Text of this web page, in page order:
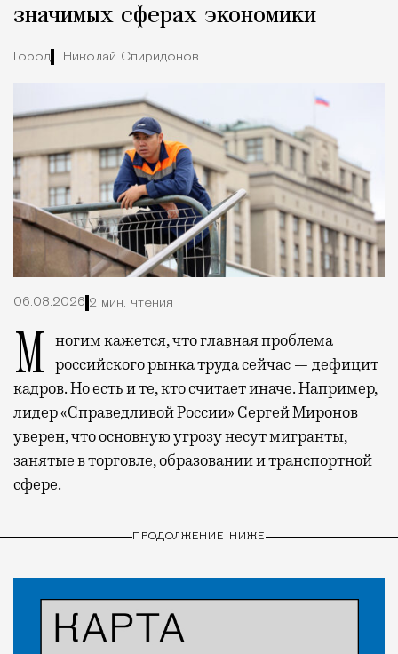
значимых сферах экономики
Город Николай Спиридонов
06.08.2026 2 мин. чтения
Многим кажется, что главная проблема российского рынка труда сейчас — дефицит
кадров. Но есть и те, кто считает иначе. Например,
лидер «Справедливой России» Сергей Миронов
уверен, что основную угрозу несут мигранты,
занятые в торговле, образовании и транспортной
сфере.
ПРОДОЛЖЕНИЕ НИЖЕ